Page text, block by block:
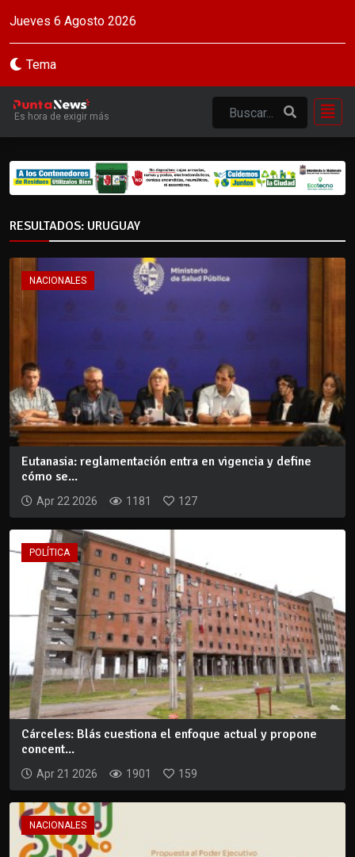
Jueves 6 Agosto 2026
Tema
Es hora de exigir más
RESULTADOS: URUGUAY
NACIONALES
Eutanasia: reglamentación entra en vigencia y define
cómo se...
Apr 22 2026 1181 127
POLÍTICA
Cárceles: Blás cuestiona el enfoque actual y propone
concent...
Apr 21 2026 1901 159
NACIONALES